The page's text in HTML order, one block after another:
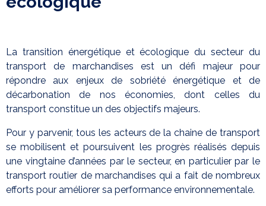
La transition énergétique et écologique du secteur du
transport de marchandises est un défi majeur pour
répondre aux enjeux de sobriété énergétique et de
décarbonation de nos économies, dont celles du
transport constitue un des objectifs majeurs.
Pour y parvenir, tous les acteurs de la chaine de transport
se mobilisent et poursuivent les progrès réalisés depuis
une vingtaine d’années par le secteur, en particulier par le
transport routier de marchandises qui a fait de nombreux
efforts pour améliorer sa performance environnementale.